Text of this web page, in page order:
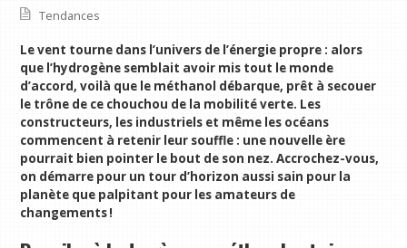
Tendances
Le vent tourne dans l’univers de l’énergie propre : alors
que l’hydrogène semblait avoir mis tout le monde
d’accord, voilà que le méthanol débarque, prêt à secouer
le trône de ce chouchou de la mobilité verte. Les
constructeurs, les industriels et même les océans
commencent à retenir leur souffle : une nouvelle ère
pourrait bien pointer le bout de son nez. Accrochez-vous,
on démarre pour un tour d’horizon aussi sain pour la
planète que palpitant pour les amateurs de
changements !